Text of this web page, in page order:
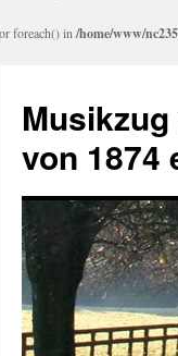
foreach() in /home/www/
springen
von 1874